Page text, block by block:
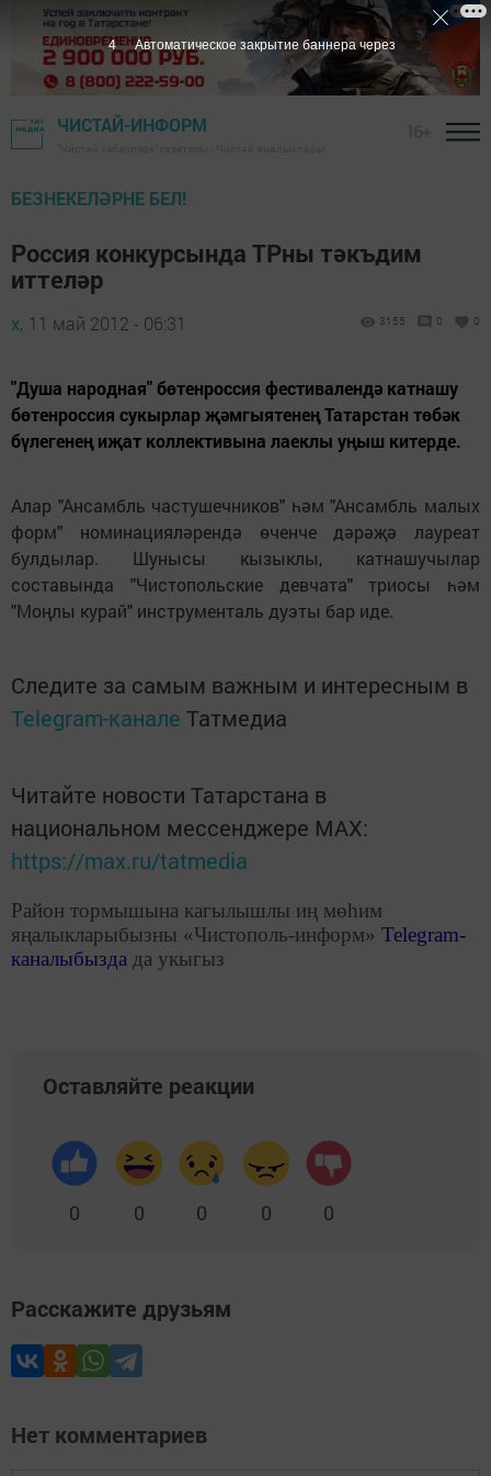
ЧИСТАЙ-ИНФОРМ
БЕЗНЕКЕЛӘРНЕ БЕЛ!
Россия конкурсында ТРны тәкъдим
иттеләр
х, 11 май 2012 - 06:31 3155 0 0
"Душа народная" бөтенроссия фестивалендә катнашу
бөтенроссия сукырлар җәмгыятенең Татарстан төбәк
бүлегенең иҗат коллективына лаеклы уңыш китерде.
Алар "Ансамбль частушечников" һәм "Ансамбль малых
форм" номинацияләрендә өченче дәрәҗә лауреат
булдылар. Шунысы кызыклы, катнашучылар
составында "Чистопольские девчата" триосы һәм
"Моңлы курай" инструменталь дуэты бар иде.
Следите за самым важным и интересным в
Telegram-канале Татмедиа
Читайте новости Татарстана в
национальном мессенджере MАХ:
https://max.ru/tatmedia
Район тормышына кагылышлы иң мөһим
яңалыкларыбызны «Чистополь-информ» Telegram-
каналыбызда да укыгыз
Оставляйте реакции
0 0 0 0 0
Расскажите друзьям
Нет комментариев
3 Автоматическое закрытие баннера через